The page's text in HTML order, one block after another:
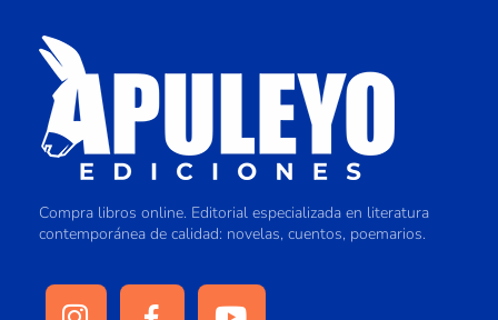
Compra libros online. Editorial especializada en literatura
contemporánea de calidad: novelas, cuentos, poemarios.